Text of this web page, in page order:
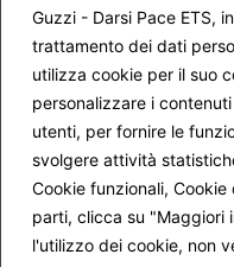
Guzzi - Darsi Pace ETS,
trattamento dei dati
utilizza cookie per il suo
personalizzare i
utenti, per fornire le
svolgere attività
Cookie funzionali,
parti, clicca su "Maggiori
l'utilizzo dei cookie, non
Mappa del sito
Progetti Darsi Pace
Login redattori